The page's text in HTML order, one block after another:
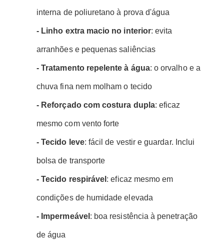
interna de poliuretano à prova d'água
- Linho extra macio no interior: evita
arranhões e pequenas saliências
- Tratamento repelente à água: o orvalho e a
chuva fina nem molham o tecido
- Reforçado com costura dupla: eficaz
mesmo com vento forte
- Tecido leve: fácil de vestir e guardar. Inclui
bolsa de transporte
- Tecido respirável : eficaz mesmo em
condições de humidade elevada
- Impermeável : boa resistência à penetração
de água